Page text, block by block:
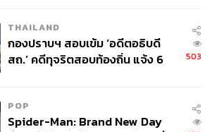
THAILAND
กองปราบฯ สอบเข้ม ‘อดีตอธิบดี
สถ.’ คดีทุจริตสอบท้องถิ่น แจ้ง 6
503
POP
Spider-Man: Brand New Day